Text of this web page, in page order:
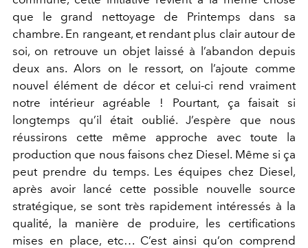
que le grand nettoyage de Printemps dans sa
chambre. En rangeant, et rendant plus clair autour de
soi, on retrouve un objet laissé à l’abandon depuis
deux ans. Alors on le ressort, on l’ajoute comme
nouvel élément de décor et celui-ci rend vraiment
notre intérieur agréable ! Pourtant, ça faisait si
longtemps qu’il était oublié. J’espère que nous
réussirons cette même approche avec toute la
production que nous faisons chez Diesel. Même si ça
peut prendre du temps. Les équipes chez Diesel,
après avoir lancé cette possible nouvelle source
stratégique, se sont très rapidement intéressés à la
qualité, la manière de produire, les certifications
mises en place, etc… C’est ainsi qu’on comprend